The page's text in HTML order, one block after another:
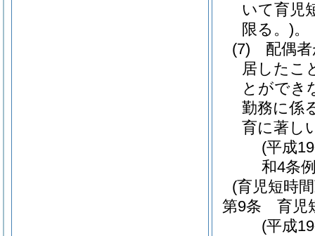
いて育児
限る。)。
(7)
配偶
居したこ
とができ
勤務に係
育に著し
(平成
和4条
(育児短時
第9条
育児
(平成